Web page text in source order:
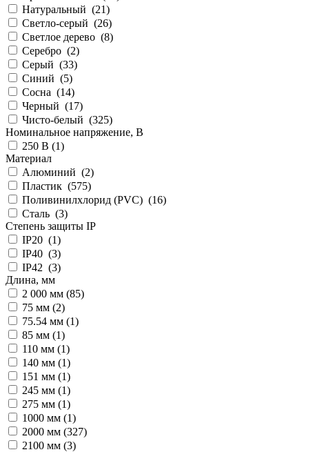
Натуральный (21)
Светло-серый (26)
Светлое дерево (8)
Серебро (2)
Серый (33)
Синий (5)
Сосна (14)
Черный (17)
Чисто-белый (325)
Номинальное напряжение, В
250 В (1)
Материал
Алюминий (2)
Пластик (575)
Поливинилхлорид (PVC) (16)
Сталь (3)
Степень защиты IP
IP20 (1)
IP40 (3)
IP42 (3)
Длина, мм
2 000 мм (85)
75 мм (2)
75.54 мм (1)
85 мм (1)
110 мм (1)
140 мм (1)
151 мм (1)
245 мм (1)
275 мм (1)
1000 мм (1)
2000 мм (327)
2100 мм (3)